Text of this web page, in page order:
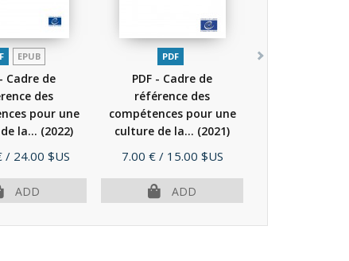
EPUB
Cadre de
des
pour une
la... (2022)
/ 24.00 $US
ADD
PDF
PDF - Cadre de
référence des
compétences pour une
culture de la... (2021)
Price
7.00 € / 15.00 $US
ADD